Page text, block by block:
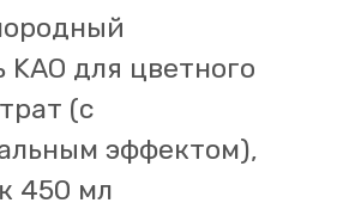
KAO для цветного
(с
эффектом),
450 мл